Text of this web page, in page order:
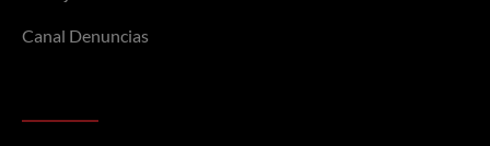
Canal Denuncias